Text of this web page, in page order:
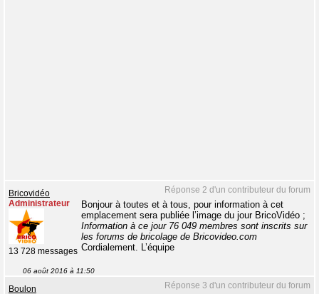
Réponse 2 d'un contributeur du forum
Bricovidéo
Administrateur
13 728 messages
Bonjour à toutes et à tous, pour information à cet
emplacement sera publiée l’image du jour BricoVidéo ;
Information à ce jour 76 049 membres sont inscrits sur
les forums de bricolage de Bricovideo.com
Cordialement. L’équipe
06 août 2016 à 11:50
Réponse 3 d'un contributeur du forum
Boulon